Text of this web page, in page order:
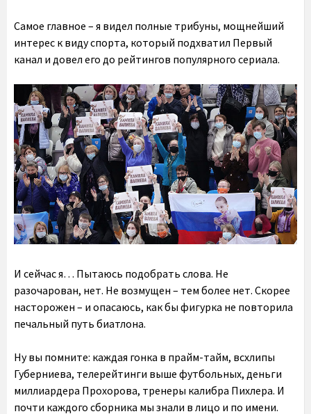
Самое главное – я видел полные трибуны, мощнейший
интерес к виду спорта, который подхватил Первый
канал и довел его до рейтингов популярного сериала.
И сейчас я… Пытаюсь подобрать слова. Не
разочарован, нет. Не возмущен – тем более нет. Скорее
насторожен – и опасаюсь, как бы фигурка не повторила
печальный путь биатлона.
Ну вы помните: каждая гонка в прайм-тайм, всхлипы
Губерниева, телерейтинги выше футбольных, деньги
миллиардера Прохорова, тренеры калибра Пихлера. И
почти каждого сборника мы знали в лицо и по имени.